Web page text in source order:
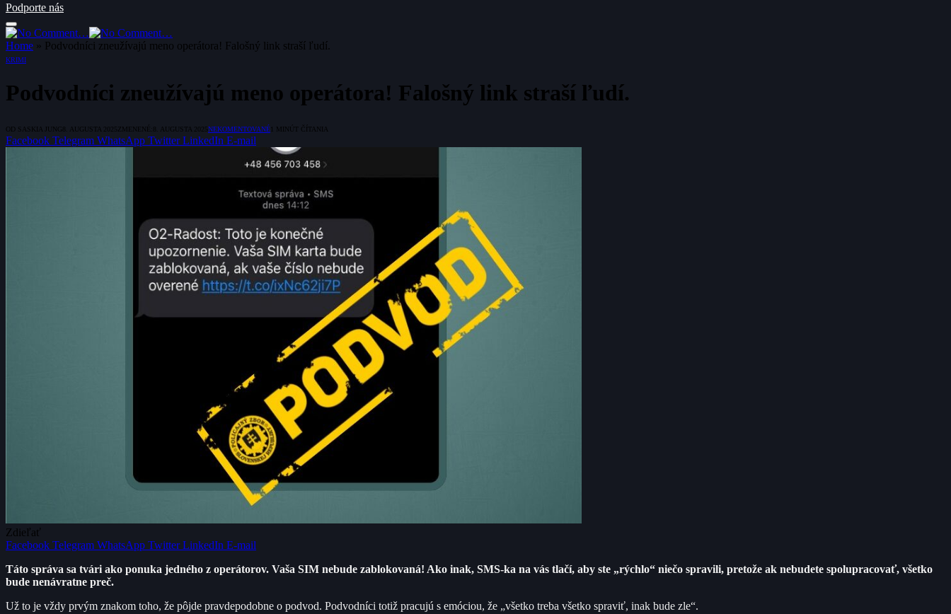
Podporte nás
Home » Podvodníci zneužívajú meno operátora! Falošný link straší ľudí.
KRIMI
Podvodníci zneužívajú meno operátora! Falošný link straší ľudí.
OD SASKIA JUNG 8. AUGUSTA 2025ZMENENÉ: 8. AUGUSTA 2025NEKOMENTOVANÉ1 MINÚT ČÍTANIA
Facebook Telegram WhatsApp Twitter LinkedIn E-mail
Zdieľať
Facebook Telegram WhatsApp Twitter LinkedIn E-mail
Táto správa sa tvári ako ponuka jedného z operátorov. Vaša SIM nebude zablokovaná! Ako inak, SMS-ka na vás tlačí, aby ste „rýchlo“ niečo spravili, pretože ak nebudete spolupracovať, všetko
bude nenávratne preč.
Už to je vždy prvým znakom toho, že pôjde pravdepodobne o podvod. Podvodníci totiž pracujú s emóciou, že „všetko treba všetko spraviť, inak bude zle“.